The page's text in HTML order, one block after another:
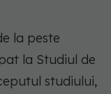
la peste
la Studiul de
studiului,